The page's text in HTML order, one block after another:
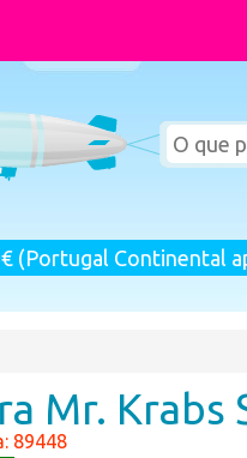
(Portugal Continental
Mr. Krabs
89448